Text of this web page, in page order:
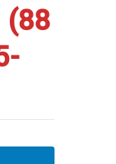
(88